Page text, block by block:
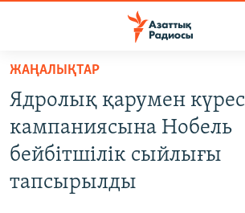
Skip
main
content
Skip
main
САЯСАТ
AZATTYQTV
ЖАҢАЛЫҚТАР
Ядролық қарумен күрес
кампаниясына Нобель
бейбітшілік сыйлығы
тапсырылды